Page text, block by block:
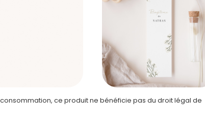
ce produit ne bénéficie pas du droit légal de